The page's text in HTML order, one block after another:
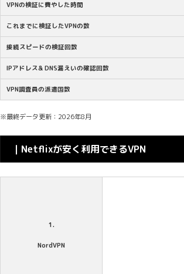
VPNの検証に費やした時間
これまでに検証したVPNの数
接続スピードの検証回数
IPアドレス& DNS漏えいの確認回数
VPN調査員の派遣国数
※最終データ更新：2026年8月
｜Netflixが安く利用できるVPN
1.
NordVPN